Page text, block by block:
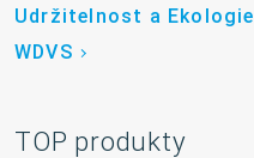
Udržitelnost a Ekologie
WDVS
TOP produkty